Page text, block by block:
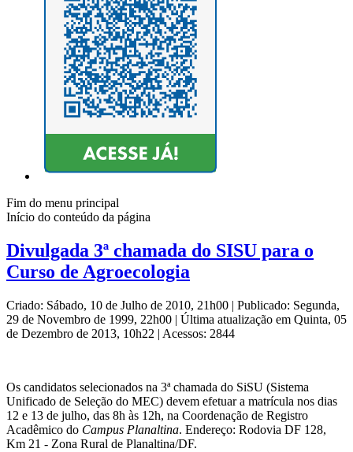
Fim do menu principal
Início do conteúdo da página
Divulgada 3ª chamada do SISU para o
Curso de Agroecologia
Criado: Sábado, 10 de Julho de 2010, 21h00 | Publicado: Segunda,
29 de Novembro de 1999, 22h00 | Última atualização em Quinta, 05
de Dezembro de 2013, 10h22 | Acessos: 2844
Os candidatos selecionados na 3ª chamada do SiSU (Sistema
Unificado de Seleção do MEC) devem efetuar a matrícula nos dias
12 e 13 de julho, das 8h às 12h, na Coordenação de Registro
Acadêmico do Campus Planaltina. Endereço: Rodovia DF 128,
Km 21 - Zona Rural de Planaltina/DF.